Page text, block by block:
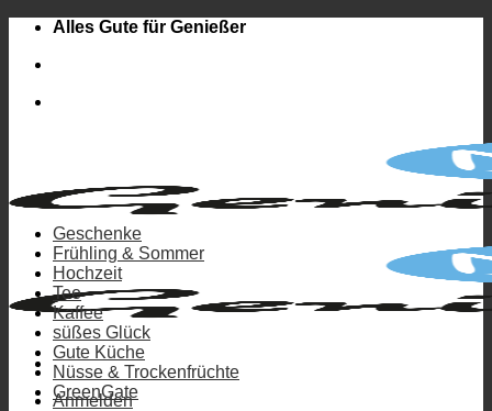
Zum
springen
Alles Gute für Genießer
Anmelden
Geschenke
Frühling & Sommer
Hochzeit
Tee
Kaffee
süßes Glück
Gute Küche
Nüsse & Trockenfrüchte
GreenGate